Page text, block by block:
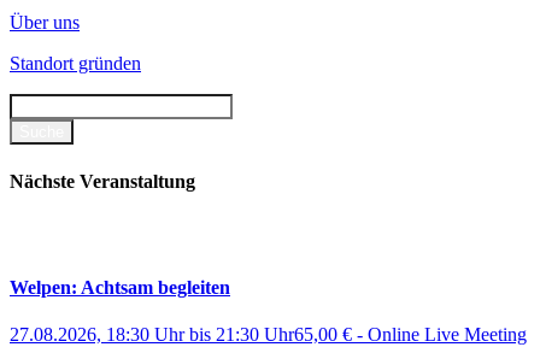
Über uns
Standort gründen
Nächste Veranstaltung
Welpen: Achtsam begleiten
27.08.2026, 18:30 Uhrbis 21:30 Uhr65,00 € - Online Live Meeting